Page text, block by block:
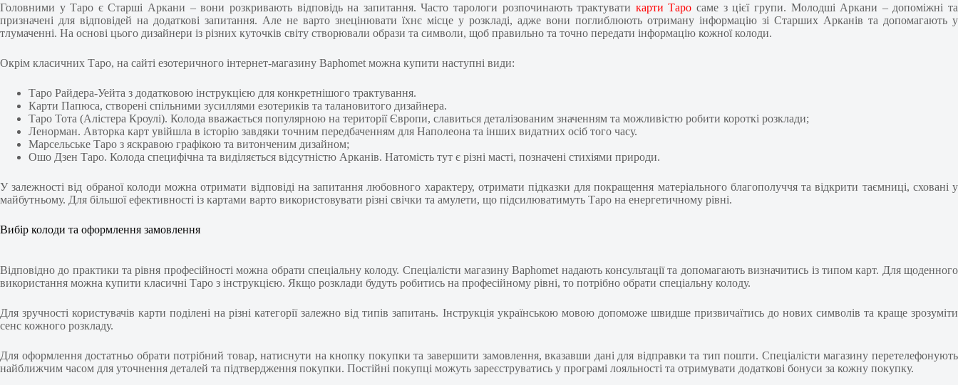
Головними у Таро є Старші Аркани – вони розкривають відповідь на запитання. Часто тарологи розпочинають трактувати карти Таро саме з цієї групи. Молодші Аркани – допоміжні та
призначені для відповідей на додаткові запитання. Але не варто знецінювати їхнє місце у розкладі, адже вони поглиблюють отриману інформацію зі Старших Арканів та допомагають у
тлумаченні. На основі цього дизайнери із різних куточків світу створювали образи та символи, щоб правильно та точно передати інформацію кожної колоди.
Окрім класичних Таро, на сайті езотеричного інтернет-магазину Baphomet можна купити наступні види:
Таро Райдера-Уейта з додатковою інструкцією для конкретнішого трактування.
Карти Папюса, створені спільними зусиллями езотериків та талановитого дизайнера.
Таро Тота (Алістера Кроулі). Колода вважається популярною на території Європи, славиться деталізованим значенням та можливістю робити короткі розклади;
Ленорман. Авторка карт увійшла в історію завдяки точним передбаченням для Наполеона та інших видатних осіб того часу.
Марсельське Таро з яскравою графікою та витонченим дизайном;
Ошо Дзен Таро. Колода специфічна та виділяється відсутністю Арканів. Натомість тут є різні масті, позначені стихіями природи.
У залежності від обраної колоди можна отримати відповіді на запитання любовного характеру, отримати підказки для покращення матеріального благополуччя та відкрити таємниці, сховані у
майбутньому. Для більшої ефективності із картами варто використовувати різні свічки та амулети, що підсилюватимуть Таро на енергетичному рівні.
Вибір колоди та оформлення замовлення
Відповідно до практики та рівня професійності можна обрати спеціальну колоду. Спеціалісти магазину Baphomet надають консультації та допомагають визначитись із типом карт. Для щоденного
використання можна купити класичні Таро з інструкцією. Якщо розклади будуть робитись на професійному рівні, то потрібно обрати спеціальну колоду.
Для зручності користувачів карти поділені на різні категорії залежно від типів запитань. Інструкція українською мовою допоможе швидше призвичаїтись до нових символів та краще зрозуміти
сенс кожного розкладу.
Для оформлення достатньо обрати потрібний товар, натиснути на кнопку покупки та завершити замовлення, вказавши дані для відправки та тип пошти. Спеціалісти магазину перетелефонують
найближчим часом для уточнення деталей та підтвердження покупки. Постійні покупці можуть зареєструватись у програмі лояльності та отримувати додаткові бонуси за кожну покупку.